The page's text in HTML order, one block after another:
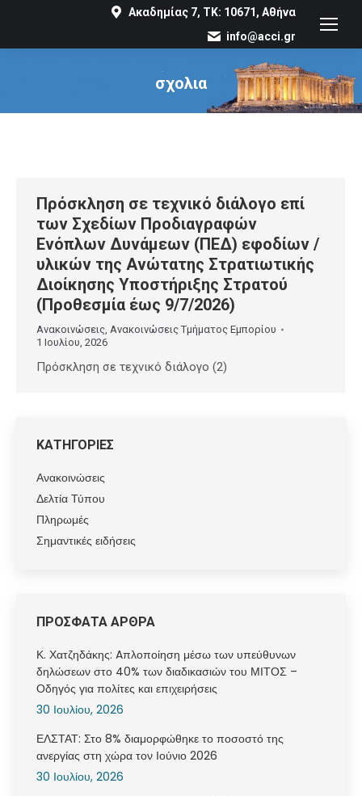
Ακαδημίας 7, ΤΚ: 10671, Αθήνα
info@acci.gr
σχολια
You are here:
Πρόσκληση σε τεχνικό διάλογο επί
των Σχεδίων Προδιαγραφών
Ενόπλων Δυνάμεων (ΠΕΔ) εφοδίων /
υλικών της Ανώτατης Στρατιωτικής
Διοίκησης Υποστήριξης Στρατού
(Προθεσμία έως 9/7/2026)
Ανακοινώσεις, Ανακοινώσεις Τμήματος Εμπορίου
1 Ιουλίου, 2026
Πρόσκληση σε τεχνικό διάλογο (2)
ΚΑΤΗΓΟΡΙΕΣ
Ανακοινώσεις
Δελτία Τύπου
Πληρωμές
Σημαντικές ειδήσεις
ΠΡΟΣΦΑΤΑ ΑΡΘΡΑ
Κ. Χατζηδάκης: Aπλοποίηση μέσω των υπεύθυνων
δηλώσεων στο 40% των διαδικασιών του ΜΙΤΟΣ –
Οδηγός για πολίτες και επιχειρήσεις
30 Ιουλίου, 2026
ΕΛΣΤΑΤ: Στο 8% διαμορφώθηκε το ποσοστό της
ανεργίας στη χώρα τον Ιούνιο 2026
30 Ιουλίου, 2026